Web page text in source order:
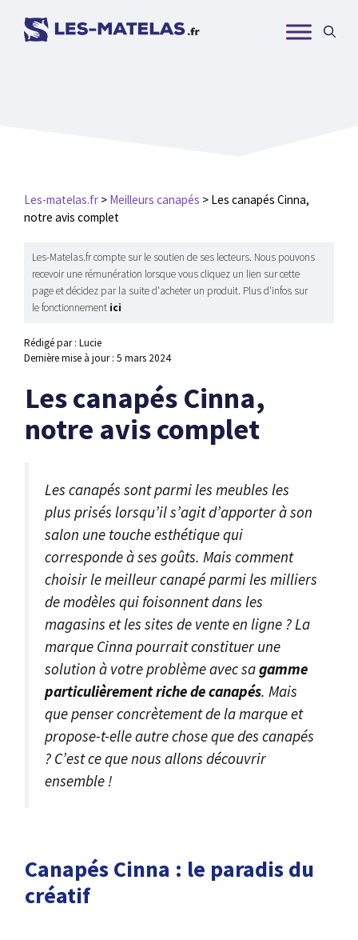
Les-matelas.fr > Meilleurs canapés > Les canapés Cinna,
notre avis complet
Les-Matelas.fr compte sur le soutien de ses lecteurs. Nous pouvons
recevoir une rémunération lorsque vous cliquez un lien sur cette
page et décidez par la suite d'acheter un produit. Plus d'infos sur
le fonctionnement ici
Rédigé par : Lucie
Dernière mise à jour : 5 mars 2024
Les canapés Cinna,
notre avis complet
Les canapés sont parmi les meubles les
plus prisés lorsqu’il s’agit d’apporter à son
salon une touche esthétique qui
corresponde à ses goûts. Mais comment
choisir le meilleur canapé parmi les milliers
de modèles qui foisonnent dans les
magasins et les sites de vente en ligne ? La
marque Cinna pourrait constituer une
solution à votre problème avec sagamme
particulièrementriche de canapés. Mais
que penser concrètement de la marque et
propose-t-elle autre chose que des canapés
? C’est ce que nous allons découvrir
ensemble !
Canapés Cinna : le paradis du
créatif